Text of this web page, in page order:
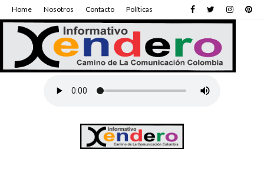
Home Nosotros Contacto Políticas